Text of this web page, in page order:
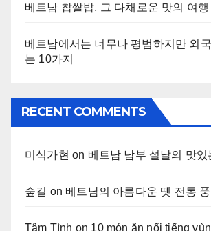
베트남 찹쌀밥, 그 다채로운 맛의 여행
베트남에서는 너무나 평범하지만 외
는 10가지
RECENT COMMENTS
미식가현 on 베트남 남부 설날의 맛있
숲길 on 베트남의 아름다운 뗏 전통 풍
Tâm Tình on 10 món ăn nổi tiếng